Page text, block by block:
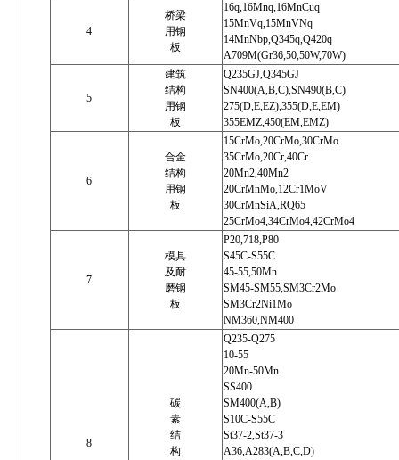
4
桥梁
用钢
板
16q,16Mnq,16MnCuq
15MnVq,15MnVNq
14MnNbp,Q345q,Q420q
A709M(Gr36,50,50W,70W)
5
建筑
结构
用钢
板
Q235GJ,Q345GJ
SN400(A,B,C),SN490(B,C)
275(D,E,EZ),355(D,E,EM)
355EMZ,450(EM,EMZ)
6
合金
结构
用钢
板
15CrMo,20CrMo,30CrMo
35CrMo,20Cr,40Cr
20Mn2,40Mn2
20CrMnMo,12Cr1MoV
30CrMnSiA,RQ65
25CrMo4,34CrMo4,42CrMo4
7
模具
及耐
磨钢
板
P20,718,P80
S45C-S55C
45-55,50Mn
SM45-SM55,SM3Cr2Mo
SM3Cr2Ni1Mo
NM360,NM400
8
碳
素
结
构
Q235-Q275
10-55
20Mn-50Mn
SS400
SM400(A,B)
S10C-S55C
St37-2,St37-3
A36,A283(A,B,C,D)